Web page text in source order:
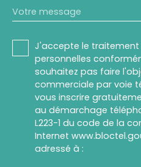
Votre message
J'accepte le
personnelles
souhaitez pas faire
commerciale par voie
vous inscrire
au démarchage
L223-1 du code de la
Internet
adressé à :